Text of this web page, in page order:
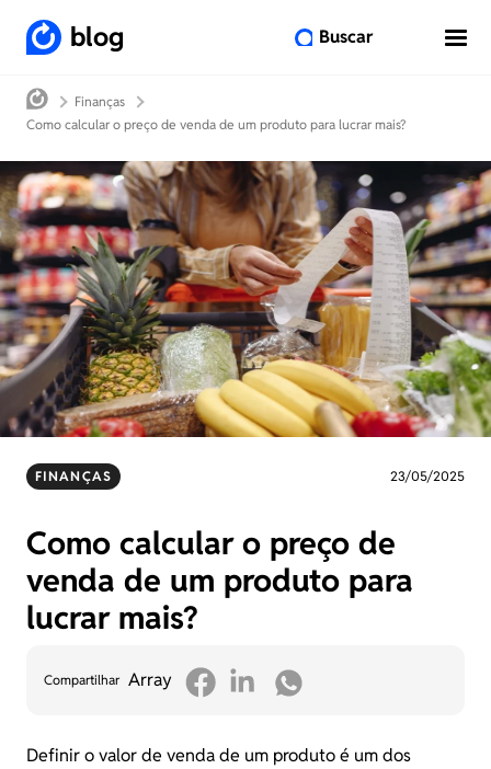
blog Buscar
Finanças
Como calcular o preço de venda de um produto para lucrar mais?
FINANÇAS 23/05/2025
Como calcular o preço de
venda de um produto para
lucrar mais?
Compartilhar Array
Definir o valor de venda de um produto é um dos